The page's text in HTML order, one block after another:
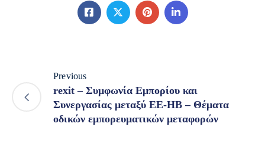
Previous
rexit – Συμφωνία Εμπορίου και
Συνεργασίας μεταξύ ΕΕ-ΗΒ – Θέματα
οδικών εμπορευματικών μεταφορών